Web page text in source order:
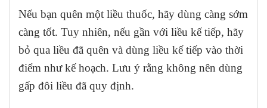
Nếu bạn quên một liều thuốc, hãy dùng càng sớm
càng tốt. Tuy nhiên, nếu gần với liều kế tiếp, hãy
bỏ qua liều đã quên và dùng liều kế tiếp vào thời
điểm như kế hoạch. Lưu ý rằng không nên dùng
gấp đôi liều đã quy định.